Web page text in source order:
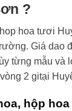
?
hoa tươi
Giá dao
từng mẫu và
2 gitại
hộp